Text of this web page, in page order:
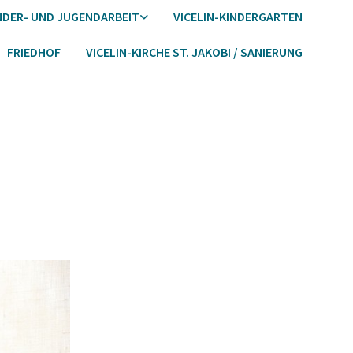
UND JUGENDARBEIT VICELIN-KINDERGARTEN
FRIEDHOF VICELIN-KIRCHE ST. JAKOBI / SANIERUNG